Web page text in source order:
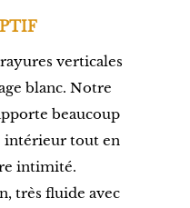
verticales
blanc. Notre
beaucoup
intérieur tout en
intimité.
très fluide avec